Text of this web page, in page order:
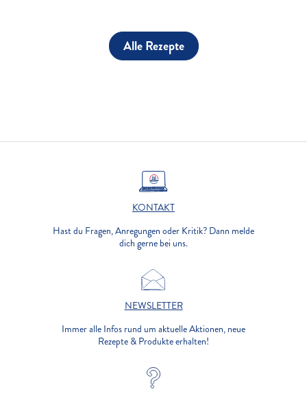
Alle Rezepte
KONTAKT
Hast du Fragen, Anregungen oder Kritik? Dann melde
dich gerne bei uns.
NEWSLETTER
Immer alle Infos rund um aktuelle Aktionen, neue
Rezepte & Produkte erhalten!